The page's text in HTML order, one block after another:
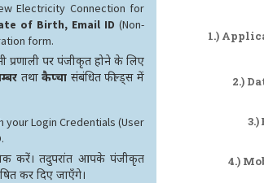
Electricity Connection for
of Birth, Email ID (Non-
form.
पर पंजीकृत होने के लिए
तथाकैप्चा संबंधित फील्ड्स में
Login Credentials (User
करें। तदुपरांत आपके पंजीकृत
कर दिए जाएँगे।
1.)
2.)
4.)